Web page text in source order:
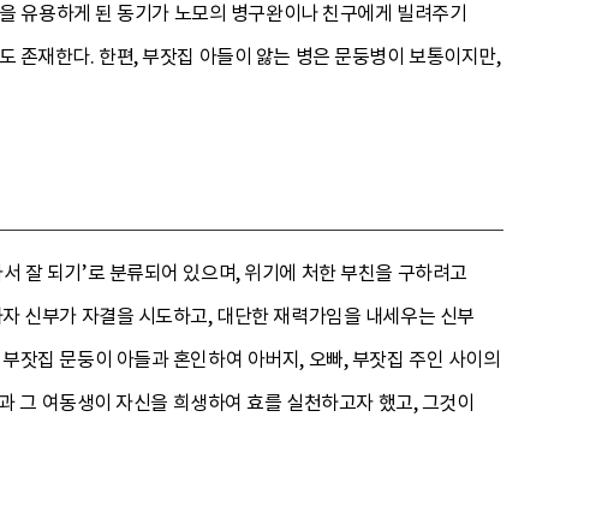
유용하게 된 동기가 노모의 병구완이나 친구에게 빌려주기
존재한다. 한편, 부잣집 아들이 앓는 병은 문둥병이 보통이지만,
잘 되기’로 분류되어 있으며, 위기에 처한 부친을 구하려고
신부가 자결을 시도하고, 대단한 재력가임을 내세우는 신부
잣집 문둥이 아들과 혼인하여 아버지, 오빠, 부잣집 주인 사이의
그 여동생이 자신을 희생하여 효를 실천하고자 했고, 그것이